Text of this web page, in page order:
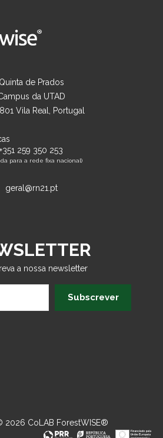
Quinta de Prados
da UTAD
Vila Real, Portugal
+351 259 350 253
para a rede fixa nacional)
geral@rn21.pt
a nossa newsletter
Subscrever
2026 CoLAB ForestWISE®